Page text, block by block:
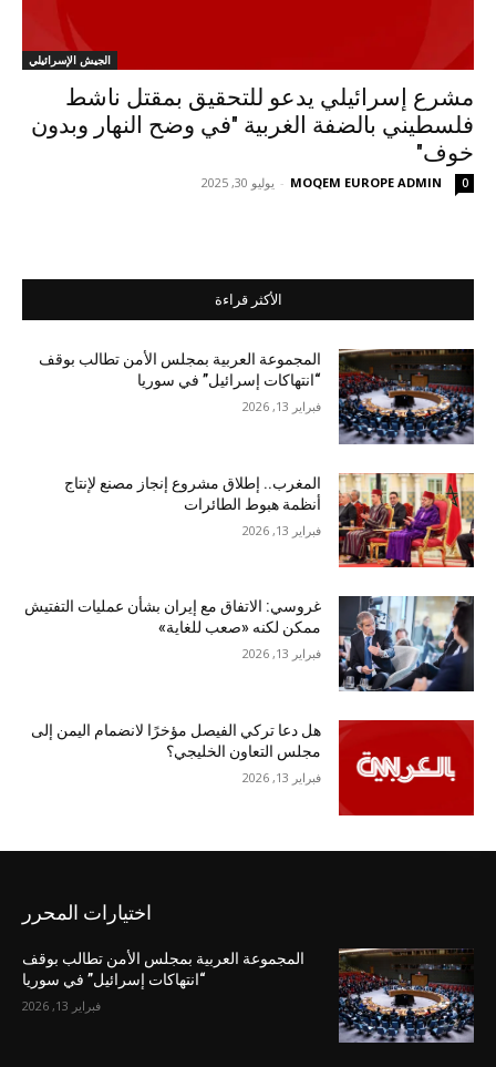
الجيش الإسرائيلي
مشرع إسرائيلي يدعو للتحقيق بمقتل ناشط
فلسطيني بالضفة الغربية "في وضح النهار وبدون
خوف"
MOQEM EUROPE ADMIN
- يوليو 30, 2025 0
الأكثر قراءة
المجموعة العربية بمجلس الأمن تطالب بوقف
“انتهاكات إسرائيل” في سوريا
فبراير 13, 2026
المغرب.. إطلاق مشروع إنجاز مصنع لإنتاج
أنظمة هبوط الطائرات
فبراير 13, 2026
غروسي: الاتفاق مع إيران بشأن عمليات التفتيش
ممكن لكنه «صعب للغاية»
فبراير 13, 2026
هل دعا تركي الفيصل مؤخرًا لانضمام اليمن إلى
مجلس التعاون الخليجي؟
فبراير 13, 2026
اختيارات المحرر
المجموعة العربية بمجلس الأمن تطالب بوقف
“انتهاكات إسرائيل” في سوريا
فبراير 13, 2026